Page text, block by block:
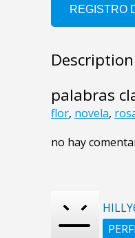
Description
palabras
flor, novela,
no hay